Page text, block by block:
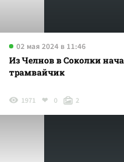
02 мая 2024 в 11:46
Из Челнов в Соколки
трамвайчик
1971 0 2